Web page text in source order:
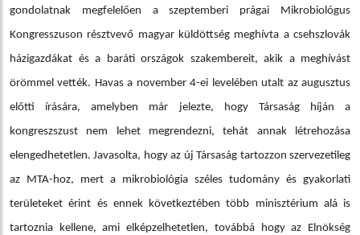
gondolatnak megfelelően a szeptemberi prágai Mikrobiológus
Kongresszuson résztvevő magyar küldöttség meghívta a csehszlovák
házigazdákat és a baráti országok szakembereit, akik a meghívást
örömmel vették. Havas a november 4-ei levelében utalt az augusztus
előtti írására, amelyben már jelezte, hogy Társaság híján a
kongreszszust nem lehet megrendezni, tehát annak létrehozása
elengedhetetlen. Javasolta, hogy az új Társaság tartozzon szervezetileg
az MTA-hoz, mert a mikrobiológia széles tudomány és gyakorlati
területeket érint és ennek következtében több minisztérium alá is
tartoznia kellene, ami elképzelhetetlen, továbbá hogy az Elnökség